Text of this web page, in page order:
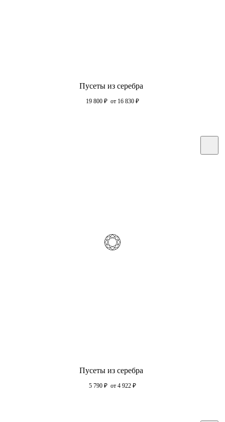
Пусеты из серебра
19 800 ₽ от 16 830 ₽
Пусеты из серебра
5 790 ₽ от 4 922 ₽